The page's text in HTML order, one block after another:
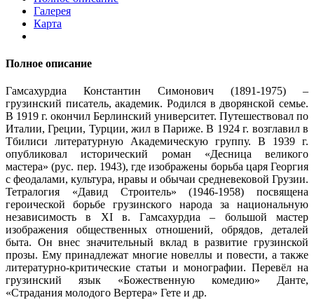
Галерея
Карта
Полное описание
Гамсахурдиа Константин Симонович (1891-1975) –
грузинский писатель, академик. Родился в дворянской семье.
В 1919 г. окончил Берлинский университет. Путешествовал по
Италии, Греции, Турции, жил в Париже. В 1924 г. возглавил в
Тбилиси литературную Академическую группу. В 1939 г.
опубликовал исторический роман «Десница великого
мастера» (рус. пер. 1943), где изображены борьба царя Георгия
с феодалами, культура, нравы и обычаи средневековой Грузии.
Тетралогия «Давид Строитель» (1946-1958) посвящена
героической борьбе грузинского народа за национальную
независимость в XI в. Гамсахурдиа – большой мастер
изображения общественных отношений, обрядов, деталей
быта. Он внес значительный вклад в развитие грузинской
прозы. Ему принадлежат многие новеллы и повести, а также
литературно-критические статьи и монографии. Перевёл на
грузинский язык «Божественную комедию» Данте,
«Страдания молодого Вертера» Гете и др.